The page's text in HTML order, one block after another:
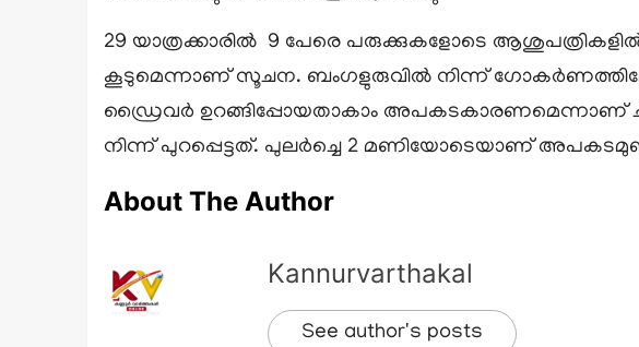
29 യാത്രക്കാരിൽ 9 പേരെ പരുക്കുകളോടെ
കൂടുമെന്നാണ് സൂചന. ബംഗളുരുവിൽ നിന്ന്
ഡ്രൈവർ ഉറങ്ങിപ്പോയതാകാം അപകടകാരണമെന്നാണ്
നിന്ന് പുറപ്പെട്ടത്. പുലർച്ചെ 2 മണിയോടെയാണ്
About The Author
Kannurvarthakal
See author's posts